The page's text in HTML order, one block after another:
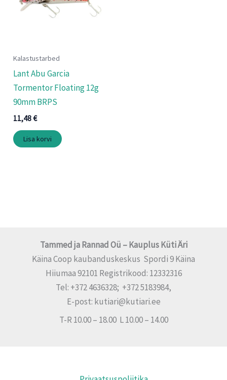
Kalastustarbed
Lant Abu Garcia
Tormentor Floating 12g
90mm BRPS
11,48€
Lisa korvi
Tammed ja Rannad Oü – Kauplus Küti Äri
Käina Coop kaubanduskeskus Spordi 9 Käina
Hiiumaa 92101 Registrikood: 12332316
Tel: +372 4636328; +372 5183984,
E-post: kutiari@kutiari.ee
T-R 10.00 – 18.00 L 10.00 – 14.00